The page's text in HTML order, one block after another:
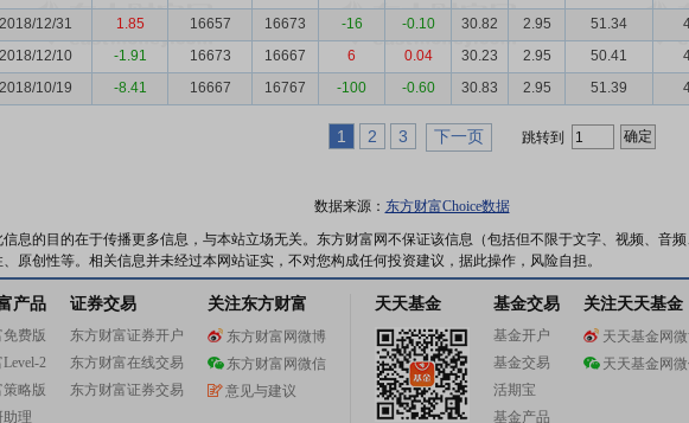
2018/12/31
1.85 16657 16673 -16 -0.10 30.82 2.95 51.34
2018/12/10
-1.91 16673 16667 6 0.04 30.23 2.95 50.41
2018/10/19
-8.41 16667 16767 -100 -0.60 30.83 2.95 51.39
1 2 3 下一页 跳转到
数据来源： 东方财富Choice数据
息的目的在于传播更多信息，与本站立场无关。东方财富网不保证该信息（包括但不限于文字、视频、音
原创性等。相关信息并未经过本网站证实，不对您构成任何投资建议，据此操作，风险自担。
产品
免费版
2
策略版
理
证券交易
东方财富证券开户
东方财富在线交易
东方财富证券交易
关注东方财富
东方财富网微博
东方财富网微信
意见与建议
天天基金 基金交易
基金开户
基金交易
活期宝
基金产品
关注天天基金
天天基金网
天天基金网